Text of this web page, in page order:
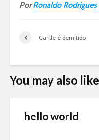
PorRonaldo Rodrigues
Carille é demitido
You may also like
hello world